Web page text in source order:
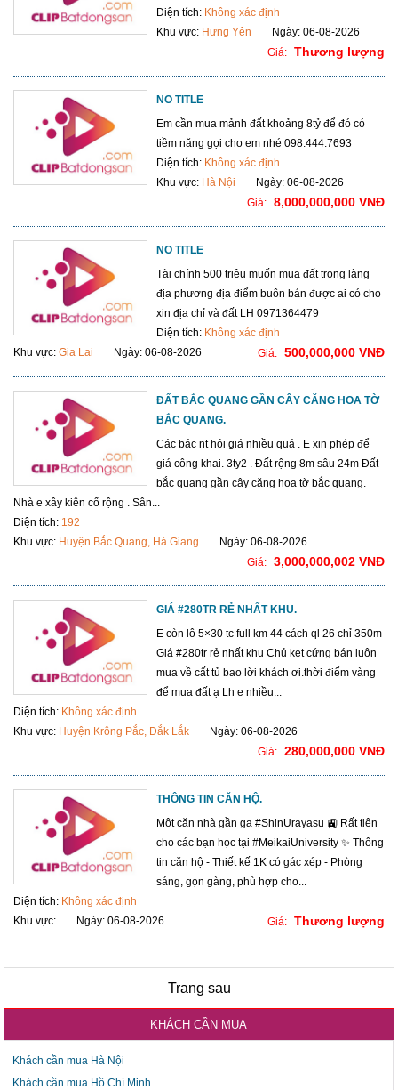
Diện tích: Không xác định
Khu vực: Hưng Yên
Ngày: 06-08-2026
Giá: Thương lượng
NO TITLE
Em cần mua mảnh đất khoảng 8tỷ để đó có
tiềm năng gọi cho em nhé 098.444.7693
Diện tích: Không xác định
Khu vực: Hà Nội
Ngày: 06-08-2026
Giá: 8,000,000,000 VNĐ
NO TITLE
Tài chính 500 triệu muốn mua đất trong làng
địa phương địa điểm buôn bán được ai có cho
xin địa chỉ và đất LH 0971364479
Diện tích: Không xác định
Khu vực:Gia Lai Ngày: 06-08-2026 Giá: 500,000,000 VNĐ
ĐẤT BẮC QUANG GẦN CÂY CĂNG HOA TỜ
BẮC QUANG.
Các bác nt hỏi giá nhiều quá . E xin phép để
giá công khai. 3ty2 . Đất rộng 8m sâu 24m Đất
bắc quang gần cây căng hoa tờ bắc quang.
Nhà e xây kiên cố rộng . Sân...
Diện tích: 192
Khu vực: Huyện Bắc Quang, Hà Giang
Ngày: 06-08-2026
Giá: 3,000,000,002 VNĐ
GIÁ #280TR RẺ NHẤT KHU.
E còn lô 5×30 tc full km 44 cách ql 26 chỉ 350m
Giá #280tr rẻ nhất khu Chủ kẹt cứng bán luôn
mua về cất tủ bao lời khách ơi.thời điểm vàng
để mua đất ạ Lh e nhiều...
Diện tích: Không xác định
Khu vực: Huyện Krông Pắc, Đắk Lắk
Ngày: 06-08-2026
Giá: 280,000,000 VNĐ
THÔNG TIN CĂN HỘ.
Một căn nhà gần ga #ShinUrayasu 🚉 Rất tiện
cho các bạn học tại #MeikaiUniversity ✨ Thông
tin căn hộ - Thiết kế 1K có gác xép - Phòng
sáng, gọn gàng, phù hợp cho...
Diện tích: Không xác định
Khu vực:
Ngày: 06-08-2026 Giá: Thương lượng
Trang sau
KHÁCH CẦN MUA
Khách cần mua Hà Nội
Khách cần mua Hồ Chí Minh